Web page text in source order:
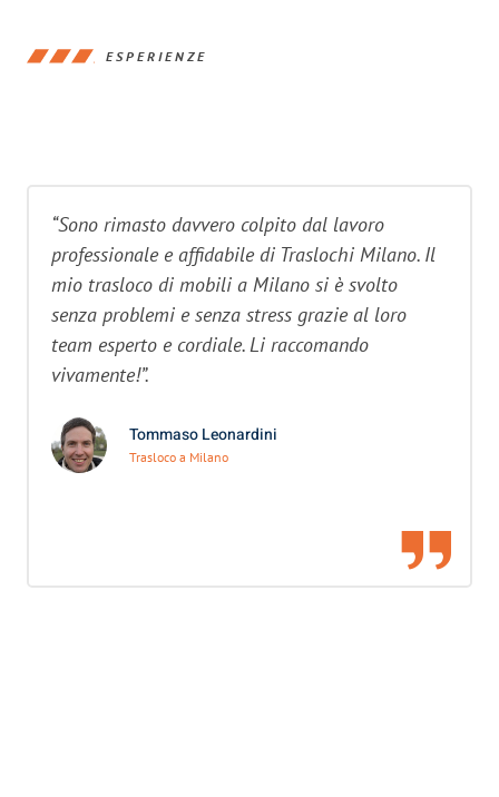
ESPERIENZE
“Sono rimasto davvero colpito dal lavoro
professionale e affidabile di Traslochi Milano. Il
mio trasloco di mobili a Milano si è svolto
senza problemi e senza stress grazie al loro
team esperto e cordiale. Li raccomando
vivamente!”.
Tommaso Leonardini
Trasloco a Milano